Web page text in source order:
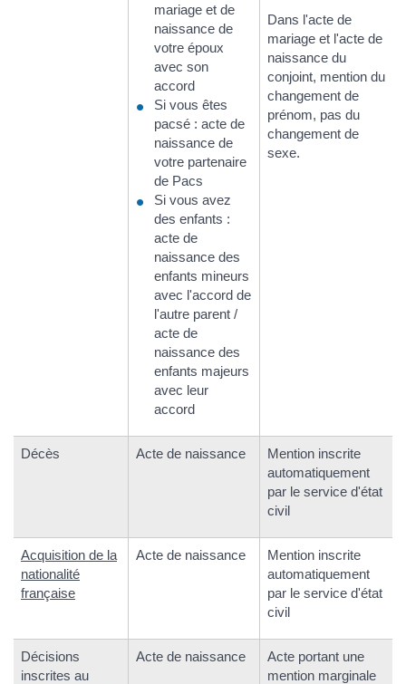
mariage et de
naissance de
votre époux
avec son
accord
Si vous êtes
pacsé : acte de
naissance de
votre partenaire
de Pacs
Si vous avez
des enfants :
acte de
naissance des
enfants mineurs
avec l'accord de
l'autre parent /
acte de
naissance des
enfants majeurs
avec leur
accord
Dans l'acte de
mariage et l'acte de
naissance du
conjoint, mention du
changement de
prénom, pas du
changement de
sexe.
Décès Acte de naissance
Mention inscrite
automatiquement
par le service d'état
civil
Acquisition de la
nationalité
française
Acte de naissance
Mention inscrite
automatiquement
par le service d'état
civil
Décisions
inscrites au
Acte de naissance
Acte portant une
mention marginale